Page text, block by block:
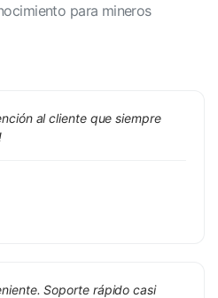
para mineros
al cliente que siempre
Soporte rápido casi